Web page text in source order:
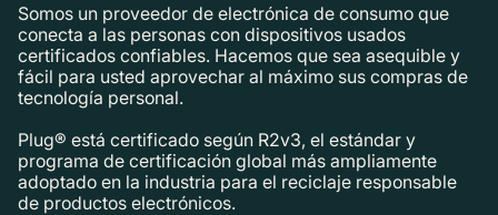
Somos un proveedor de electrónica de consumo que
conecta a las personas con dispositivos usados ​​
certificados confiables. Hacemos que sea asequible y
fácil para usted aprovechar al máximo sus compras de
tecnología personal.
Plug® está certificado según R2v3, el estándar y
programa de certificación global más ampliamente
adoptado en la industria para el reciclaje responsable
de productos electrónicos.